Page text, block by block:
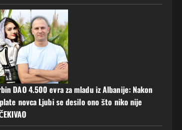
DAO 4.500 evra za mladu iz Albanije: Nakon
novca Ljubi se desilo ono što niko nije